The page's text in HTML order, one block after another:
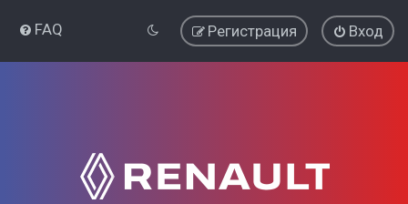
FAQ Вход
Регистрация